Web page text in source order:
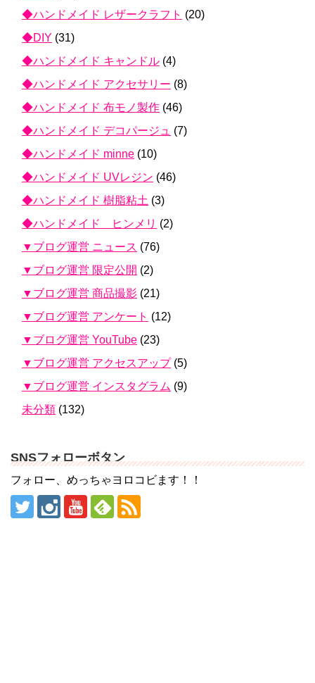
◆ハンドメイド レザークラフト (20)
◆DIY (31)
◆ハンドメイド キャンドル (4)
◆ハンドメイド アクセサリー (8)
◆ハンドメイド 布モノ製作 (46)
◆ハンドメイド デコパージュ (7)
◆ハンドメイド minne (10)
◆ハンドメイド UVレジン (46)
◆ハンドメイド 樹脂粘土 (3)
◆ハンドメイド ヒンメリ (2)
▼ブログ運営 ニュース (76)
▼ブログ運営 限定公開 (2)
▼ブログ運営 商品撮影 (21)
▼ブログ運営 アンケート (12)
▼ブログ運営 YouTube (23)
▼ブログ運営 アクセスアップ(5)
▼ブログ運営 インスタグラム (9)
未分類 (132)
SNSフォローボタン
フォロー、めっちゃヨロコビます！！